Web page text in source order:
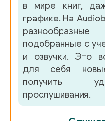
45
46
47
48
49
50
в мире книг,
графике. На
подобранные с
и озвучки. Это
для себя
получить
прослушивания.